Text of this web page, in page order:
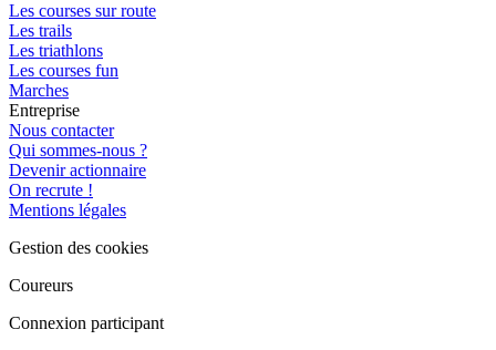
Les courses sur route
Les trails
Les triathlons
Les courses fun
Marches
Entreprise
Nous contacter
Qui sommes-nous ?
Devenir actionnaire
On recrute !
Mentions légales
Gestion des cookies
Coureurs
Connexion participant